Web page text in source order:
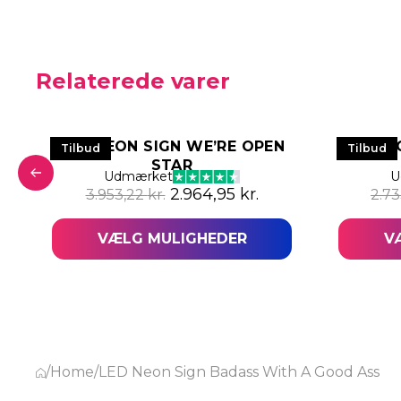
Relaterede varer
var: 3.912,55 kr..
aktuelle pris er: 2.934,43 kr..
Tilbud
LED NEON SIGN WE’RE OPEN
STAR
Udmærket
3.953,22kr. Den oprindelige pris var:
2.964,95 kr.Den aktuelle pris
VÆLG MULIGHEDER
Tilbud
LED
/Home/LED Neon Sign Badass With A Good Ass